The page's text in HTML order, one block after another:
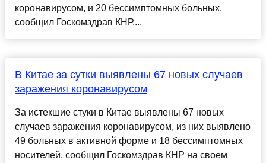
коронавирусом, и 20 бессимптомных больных,
сообщил Госкомздрав КНР....
В Китае за сутки выявлены 67 новых случаев
заражения коронавирусом
За истекшие стуки в Китае выявлены 67 новых
случаев заражения коронавирусом, из них выявлено
49 больных в активной форме и 18 бессимптомных
носителей, сообщил Госкомздрав КНР на своем